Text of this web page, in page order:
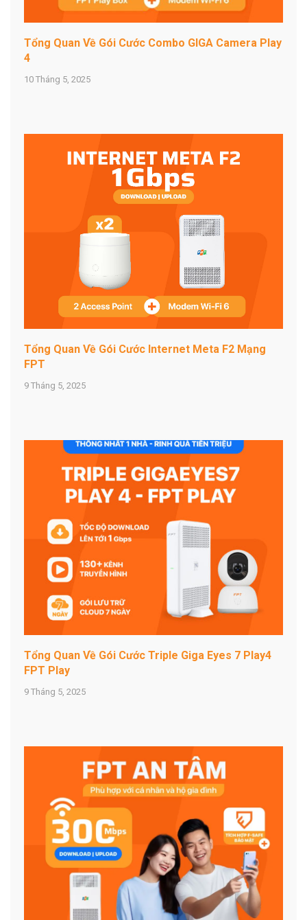
Tổng Quan Về Gói Cước Combo GIGA Camera Play
4
10 Tháng 5, 2025
Tổng Quan Về Gói Cước Internet Meta F2 Mạng
FPT
9 Tháng 5, 2025
Tổng Quan Về Gói Cước Triple Giga Eyes 7 Play4
FPT Play
9 Tháng 5, 2025